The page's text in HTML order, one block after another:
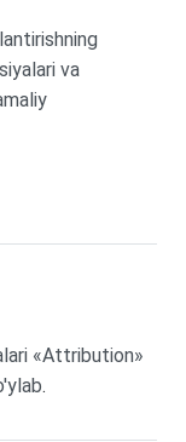
va
«Attribution»
.